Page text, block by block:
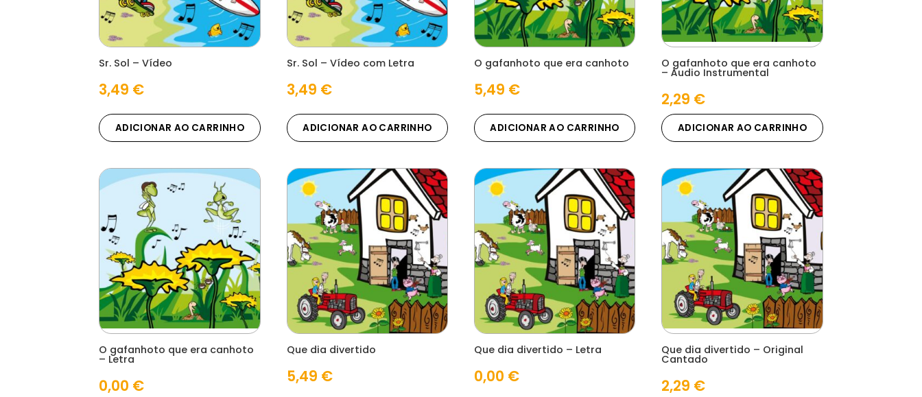
Sr. Sol – Vídeo
3,49 €
ADICIONAR AO CARRINHO
Sr. Sol – Vídeo com Letra
3,49 €
ADICIONAR AO CARRINHO
O gafanhoto que era canhoto
5,49 €
ADICIONAR AO CARRINHO
O gafanhoto que era canhoto
– Áudio Instrumental
2,29 €
ADICIONAR AO CARRINHO
O gafanhoto que era canhoto
– Letra
0,00 €
Que dia divertido
5,49 €
Que dia divertido – Letra
0,00 €
Que dia divertido – Original
Cantado
2,29 €